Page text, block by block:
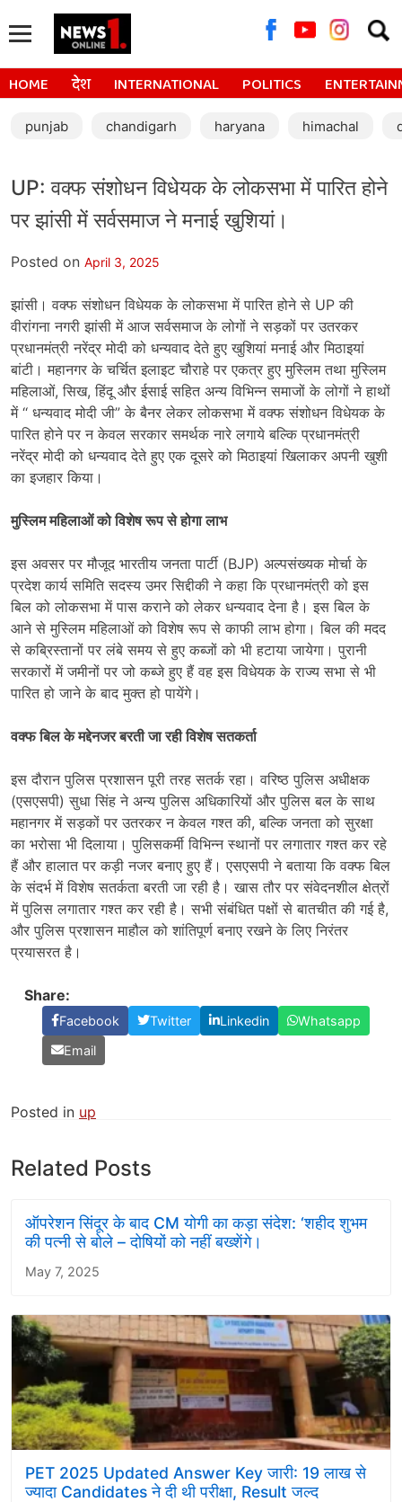
for:
HOME देश INTERNATIONAL POLITICS
punjab chandigarh haryana himachal
UP: वक्फ संशोधन विधेयक के लोकसभा में पारित होने
पर झांसी में सर्वसमाज ने मनाई खुशियां।
Posted on April 3, 2025
झांसी। वक्फ संशोधन विधेयक के लोकसभा में पारित होने से UP की
वीरांगना नगरी झांसी में आज सर्वसमाज के लोगों ने सड़कों पर उतरकर
प्रधानमंत्री नरेंद्र मोदी को धन्यवाद देते हुए खुशियां मनाई और मिठाइयां
बांटी। महानगर के चर्चित इलाइट चौराहे पर एकत्र हुए मुस्लिम तथा मुस्लिम
महिलाओं, सिख, हिंदू और ईसाई सहित अन्य विभिन्न समाजों के लोगों ने हाथों
में ‘‘ धन्यवाद मोदी जी” के बैनर लेकर लोकसभा में वक्फ संशोधन विधेयक के
पारित होने पर न केवल सरकार समर्थक नारे लगाये बल्कि प्रधानमंत्री
नरेंद्र मोदी को धन्यवाद देते हुए एक दूसरे को मिठाइयां खिलाकर अपनी खुशी
का इजहार किया।
मुस्लिम महिलाओं को विशेष रूप से होगा लाभ
इस अवसर पर मौजूद भारतीय जनता पार्टी (BJP) अल्पसंख्यक मोर्चा के
प्रदेश कार्य समिति सदस्य उमर सिद्दीकी ने कहा कि प्रधानमंत्री को इस
बिल को लोकसभा में पास कराने को लेकर धन्यवाद देना है। इस बिल के
आने से मुस्लिम महिलाओं को विशेष रूप से काफी लाभ होगा। बिल की मदद
से कब्रिस्तानों पर लंबे समय से हुए कब्जों को भी हटाया जायेगा। पुरानी
सरकारों में जमीनों पर जो कब्जे हुए हैं वह इस विधेयक के राज्य सभा से भी
पारित हो जाने के बाद मुक्त हो पायेंगे।
वक्फ बिल के मद्देनजर बरती जा रही विशेष सतकर्ता
इस दौरान पुलिस प्रशासन पूरी तरह सतर्क रहा। वरिष्ठ पुलिस अधीक्षक
(एसएसपी) सुधा सिंह ने अन्य पुलिस अधिकारियों और पुलिस बल के साथ
महानगर में सड़कों पर उतरकर न केवल गश्त की, बल्कि जनता को सुरक्षा
का भरोसा भी दिलाया। पुलिसकर्मी विभिन्न स्थानों पर लगातार गश्त कर रहे
हैं और हालात पर कड़ी नजर बनाए हुए हैं। एसएसपी ने बताया कि वक्फ बिल
के संदर्भ में विशेष सतर्कता बरती जा रही है। खास तौर पर संवेदनशील क्षेत्रों
में पुलिस लगातार गश्त कर रही है। सभी संबंधित पक्षों से बातचीत की गई है,
और पुलिस प्रशासन माहौल को शांतिपूर्ण बनाए रखने के लिए निरंतर
प्रयासरत है।
Share:
Facebook Twitter Linkedin
Whatsapp
Email
Posted in up
Related Posts
ऑपरेशन सिंदूर के बाद CM योगी का कड़ा संदेश: ‘शहीद शुभम
की पत्नी से बोले – दोषियों को नहीं बख्शेंगे।
May 7, 2025
PET 2025 Updated Answer Key जारी: 19 लाख से
ज्यादा Candidates ने दी थी परीक्षा, Result जल्द